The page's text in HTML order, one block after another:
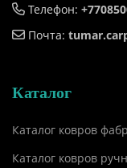
Телефон:
Почта:
Каталог
Каталог ковров
Каталог ковров